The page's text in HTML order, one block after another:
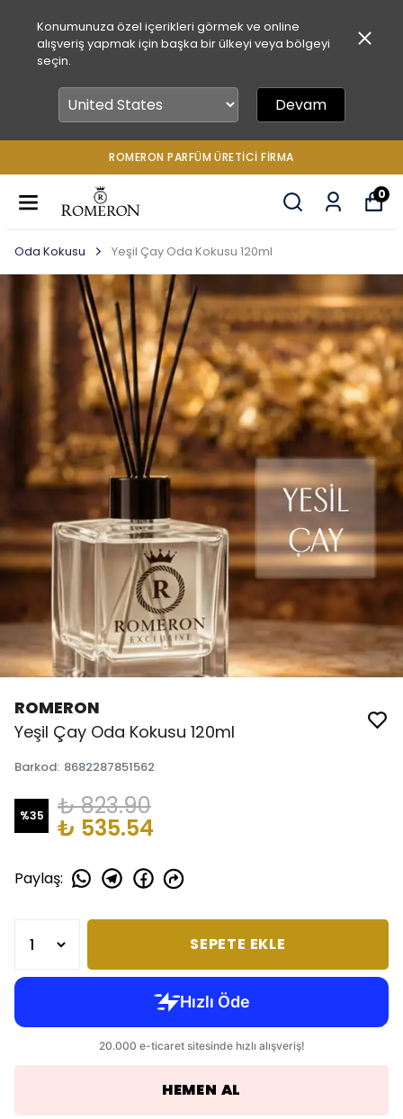
Konumunuza özel içerikleri görmek ve online
alışveriş yapmak için başka bir ülkeyi veya bölgeyi
seçin.
Devam
ROMERON PARFÜM ÜRETICI FIRMA
0
Oda Kokusu Yeşil Çay Oda Kokusu 120ml
ROMERON
Yeşil Çay Oda Kokusu 120ml
Barkod: 8682287851562
%35 ₺ 823.90
₺ 535.54
Paylaş:
SEPETE EKLE
HEMEN AL